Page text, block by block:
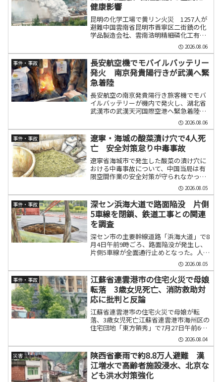
健康影響
昆明の化学工場で黄リン火災 1257人が
避難中国雲南省昆明市晋寧区二街鎮の化
学品製造会社、雲南浩明精細磷化工有限
公司で、2026年8月4日午前11時50分ご
ろ、黄リンの積み降ろし作業中に火災が
発生し、大量の白煙と刺激臭が周辺地域
へ広がった。...
2026.08.06
事件・事故
長安航空機でモバイルバッテリー
発火 南京発貴陽行きが武漢へ緊
急着陸
長安航空の南京発貴陽行き旅客機でモバ
イルバッテリーが機内で発火し、湖北省
武漢市の武漢天河国際空港へ緊急着陸し
た。乗客・乗員にけが人はなく、機体に
も異常は確認されなかった。長安航空機
でモバイルバッテリーが発火 武漢へ緊
急着陸中国・長安航空の南...
2026.08.06
事件・事故
遼寧・海城の酸菜漬け穴で4人死
亡 安全対策怠り中毒事故
遼寧省海城市で発生した酸菜の漬け穴に
おける中毒事故について、中国当局は有
限空間作業の安全対策が守られなかった
ことが原因とする調査結果を公表した。
事故では4人が死亡し、生産安全責任事故
と認定された。海城市の酸菜製造作業場
で4人が死亡遼寧省鞍山...
2026.08.05
事件・事故
深セン浜海大道で路面陥没 片側
5車線を閉鎖、鉄道工事との関連
を調査
深セン市の主要幹線道路「浜海大道」で8
月4日午前9時ごろ、路面陥没が発生し、
片側5車線が全面通行止めとなった。人
的・物的被害は確認されていないもの
の、現場周辺では5キロを超える渋滞が発
生し、市内交通に大きな影響が及んだ。
当局は地盤沈下の原因...
2026.08.05
事件・事故
江蘇省連雲港市の住宅火災で母娘
転落 3歳女児死亡、消防救助対
応に批判と反論
江蘇省連雲港市の住宅火災で母娘が転
落、3歳女児死亡江蘇省連雲港市海州区の
住宅団地「東方領秀」で7月27日午前6時
ごろ、住宅5階住戸（建物構造上は4階と
も表記）の一室から火災が発生し、避難
のため窓の外へ出た42歳の母親と3歳の娘
が救助を待つ間...
2026.08.04
災害
陝西省豪雨で約8.8万人避難 漢
江増水で高齢者施設浸水、北京な
ども洪水対策強化